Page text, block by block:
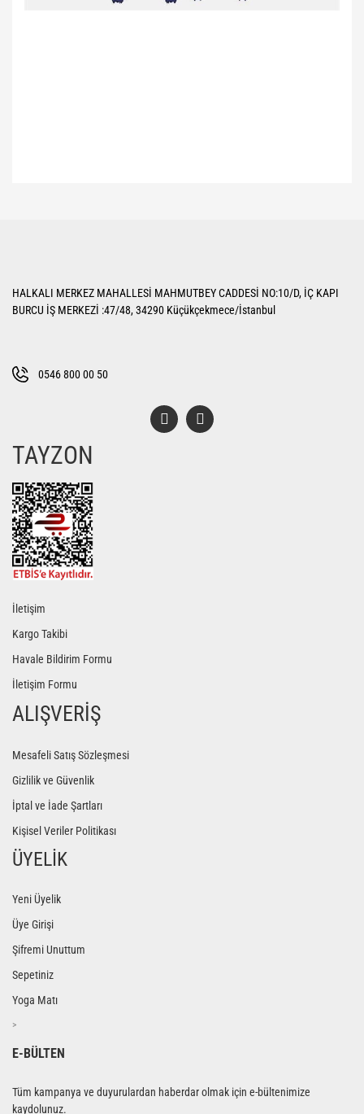
Ürün açıklamasında eksik bilgiler bulunuyor.
Bu ürüne benzer farklı alternatifler olmalı.
HALKALI MERKEZ MAHALLESİ MAHMUTBEY CADDESİ NO:10/D, İÇ KAPI
BURCU İŞ MERKEZİ :47/48, 34290 Küçükçekmece/İstanbul
0546 800 00 50
TAYZON
İletişim
Kargo Takibi
Havale Bildirim Formu
İletişim Formu
ALIŞVERİŞ
Mesafeli Satış Sözleşmesi
Gizlilik ve Güvenlik
İptal ve İade Şartları
Kişisel Veriler Politikası
ÜYELİK
Yeni Üyelik
Üye Girişi
Şifremi Unuttum
Sepetiniz
Yoga Matı
>
E-BÜLTEN
Tüm kampanya ve duyurulardan haberdar olmak için e-bültenimize
kaydolunuz.